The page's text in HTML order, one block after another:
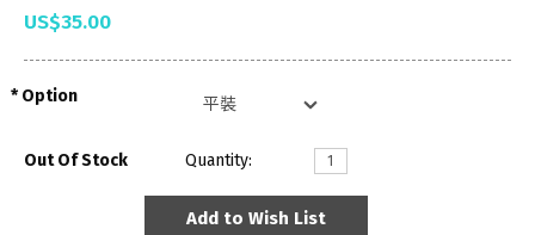
US$35.00
Option
Out Of Stock Quantity:
Add to Wish List